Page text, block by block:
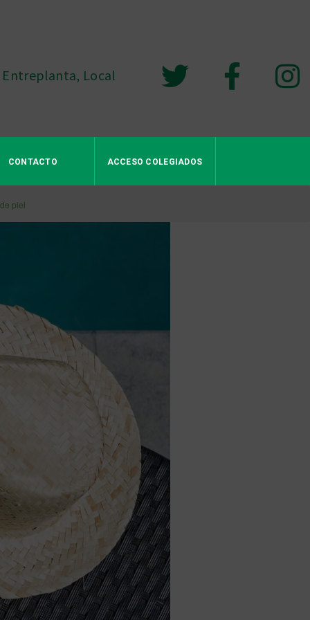
Local
CONTACTO ACCESO COLEGIADOS
piel